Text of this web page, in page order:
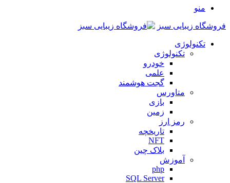
منو
فروشگاه زیبایی سبز
تکنولوژی
تکنولوژی
خودرو
علمی
گجت هوشمند
متاورس
بازی
زمین
رمز ارز
تاریخچه
NFT
بلاک چین
آموزش
php
SQL Server